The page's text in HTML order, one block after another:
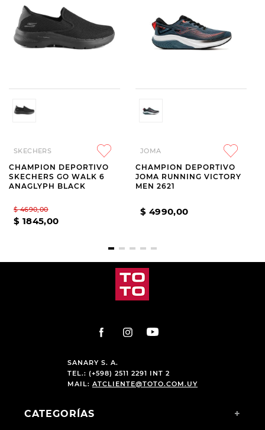
SKECHERS
CHAMPION DEPORTIVO
SKECHERS GO WALK 6
ANAGLYPH BLACK
$ 4690,00
$ 1845,00
JOMA
CHAMPION DEPORTIVO
JOMA RUNNING VICTORY
MEN 2621
$ 4990,00
SANARY S. A.
TEL.: (+598) 2511 2291 INT 2
MAIL: ATCLIENTE@TOTO.COM.UY
CATEGORÍAS +